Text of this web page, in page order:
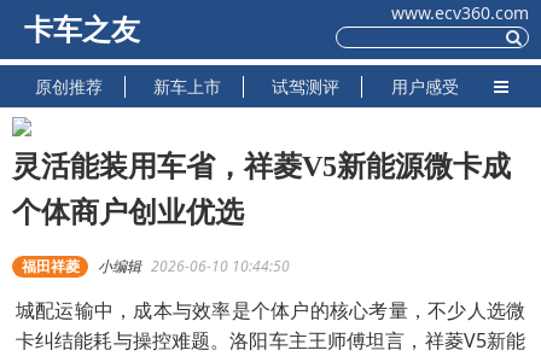
卡车之友
www.ecv360.com
原创推荐 新车上市 试驾测评 用户感受
灵活能装用车省，祥菱V5新能源微卡成
个体商户创业优选
福田祥菱 小编辑 2026-06-10 10:44:50
城配运输中，成本与效率是个体户的核心考量，不少人选微
卡纠结能耗与操控难题。洛阳车主王师傅坦言，祥菱V5新能